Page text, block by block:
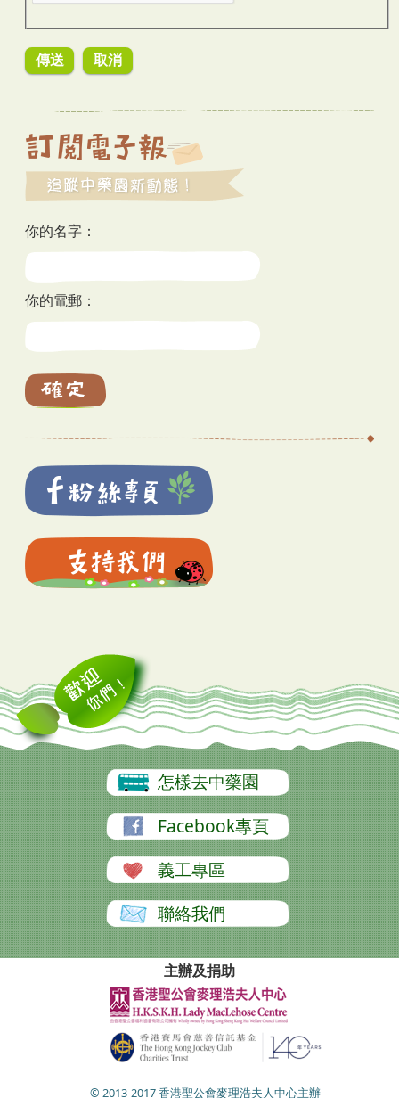
你的名字：
你的電郵：
怎樣去中藥園
Facebook專頁
義工專區
聯絡我們
主辦及捐助
© 2013-2017 香港聖公會麥理浩夫人中心主辦